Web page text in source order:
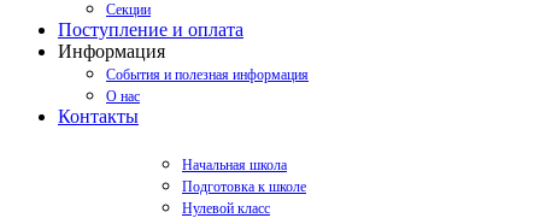
Секции
Поступление и оплата
Информация
События и полезная информация
О нас
Контакты
Начальная школа
Подготовка к школе
Нулевой класс